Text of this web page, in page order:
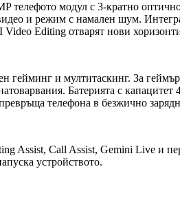
телефото модул с 3-кратно
и режим с намален шум.
Editing отварят нови
гейминг и мултитаскинг. За
Батерията с
телефона в безжично
Assist, Call Assist, Gemini Live и
устройството.